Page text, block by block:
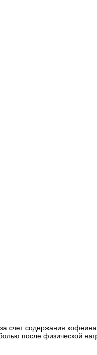
счет содержания
после физической